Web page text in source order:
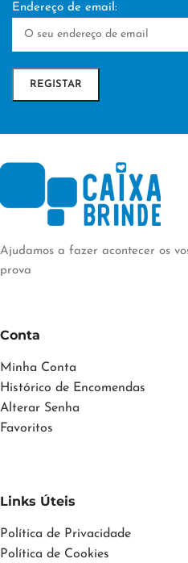
Endereço de email:
Ajudamos a fazer acontecer os
prova
Conta
Minha Conta
Histórico de Encomendas
Alterar Senha
Favoritos
Links Úteis
Política de Privacidade
Política de Cookies